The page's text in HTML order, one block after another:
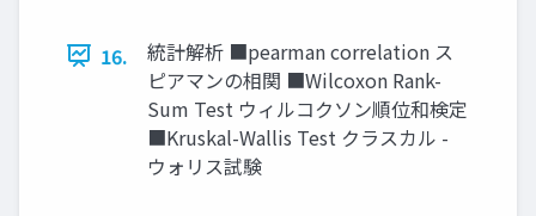
16.
統計解析 ■pearman correlation ス
ピアマンの相関 ■Wilcoxon Rank-
Sum Test ウィルコクソン順位和検定
■Kruskal-Wallis Test クラスカル -
ウォリス試験